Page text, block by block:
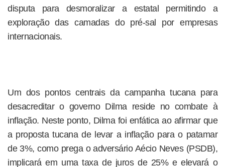
disputa para desmoralizar a estatal permitindo a
exploração das camadas do pré-sal por empresas
internacionais.
Um dos pontos centrais da campanha tucana para
desacreditar o governo Dilma reside no combate à
inflação. Neste ponto, Dilma foi enfática ao afirmar que
a proposta tucana de levar a inflação para o patamar
de 3%, como prega o adversário Aécio Neves (PSDB),
implicará em uma taxa de juros de 25% e elevará o